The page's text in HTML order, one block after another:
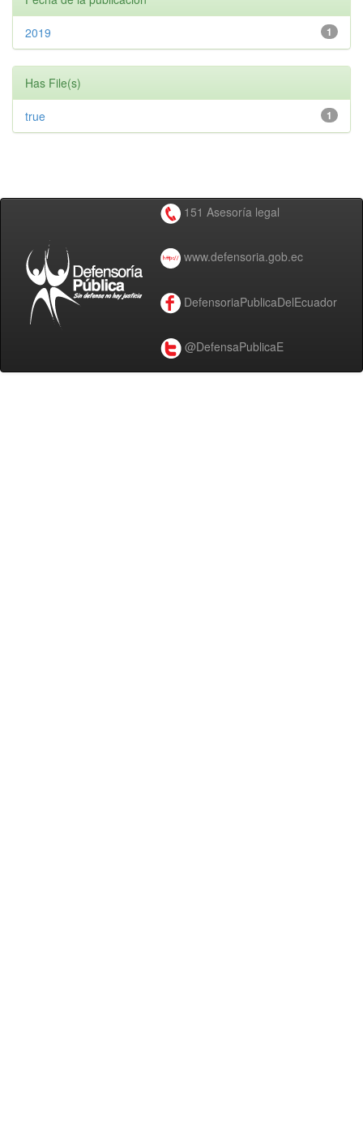
1
2019
Has File(s)
1
true
151 Asesoría legal
www.defensoria.gob.ec
DefensoriaPublicaDelEcuador
@DefensaPublicaE